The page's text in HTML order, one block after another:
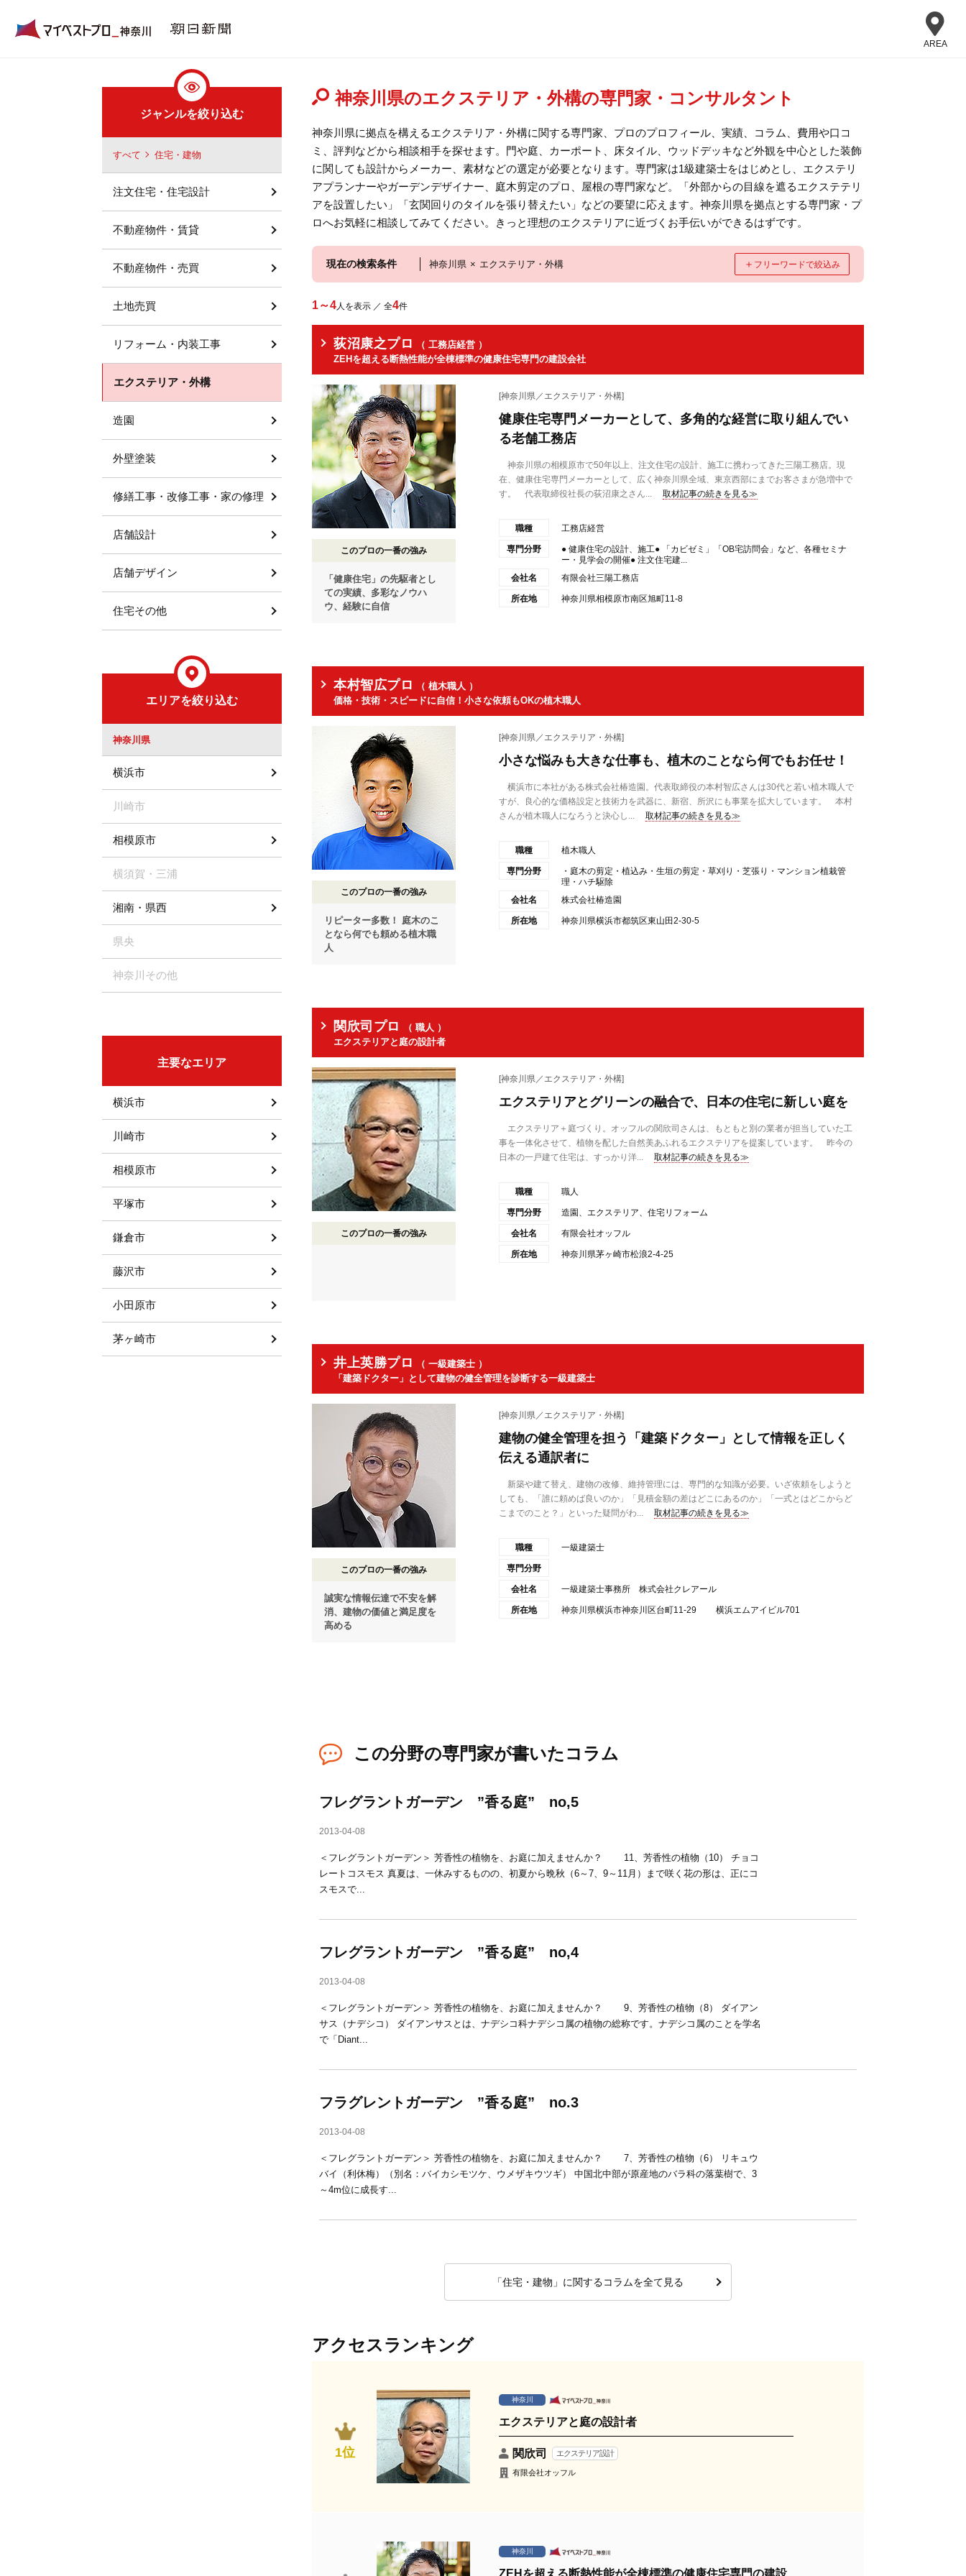
AREA
神奈川県のエクステリア・外構の専門家・コンサルタント
神奈川県に拠点を構えるエクステリア・外構に関する専門家、プロのプロフィール、実績、コラム、費用や口コ
ミ、評判などから相談相手を探せます。門や庭、カーポート、床タイル、ウッドデッキなど外観を中心とした装飾
に関しても設計からメーカー、素材などの選定が必要となります。専門家は1級建築士をはじめとし、エクステリ
アプランナーやガーデンデザイナー、庭木剪定のプロ、屋根の専門家など。「外部からの目線を遮るエクステテリ
アを設置したい」「玄関回りのタイルを張り替えたい」などの要望に応えます。神奈川県を拠点とする専門家・プ
ロへお気軽に相談してみてください。きっと理想のエクステリアに近づくお手伝いができるはずです。
現在の検索条件 神奈川県 × エクステリア・外構 ＋ フリーワードで絞込み
1～4人を表示 ／ 全4件
荻沼康之プロ
（ 工務店経営 ）
ZEHを超える断熱性能が全棟標準の健康住宅専門の建設会社
このプロの一番の強み
「健康住宅」の先駆者とし
ての実績、多彩なノウハ
ウ、経験に自信
[神奈川県／エクステリア・外構]
健康住宅専門メーカーとして、多角的な経営に取り組んでい
る老舗工務店
神奈川県の相模原市で50年以上、注文住宅の設計、施工に携わってきた三陽工務店。現
在、健康住宅専門メーカーとして、広く神奈川県全域、東京西部にまでお客さまが急増中で
す。 代表取締役社長の荻沼康之さん...
取材記事の続きを見る≫
職種 工務店経営
専門分野
● 健康住宅の設計、施工● 「カビゼミ」「OB宅訪問会」など、各種セミナ
ー・見学会の開催● 注文住宅建...
会社名
有限会社三陽工務店
所在地 神奈川県相模原市南区旭町11-8
本村智広プロ
（ 植木職人 ）
価格・技術・スピードに自信！小さな依頼もOKの植木職人
このプロの一番の強み
リピーター多数！ 庭木のこ
となら何でも頼める植木職
人
[神奈川県／エクステリア・外構]
小さな悩みも大きな仕事も、植木のことなら何でもお任せ！
横浜市に本社がある株式会社椿造園。代表取締役の本村智広さんは30代と若い植木職人で
すが、良心的な価格設定と技術力を武器に、新宿、所沢にも事業を拡大しています。 本村
さんが植木職人になろうと決心し...
取材記事の続きを見る≫
職種 植木職人
専門分野
・庭木の剪定・植込み・生垣の剪定・草刈り・芝張り・マンション植栽管
理・ハチ駆除
会社名
株式会社椿造園
所在地 神奈川県横浜市都筑区東山田2-30-5
関欣司プロ
（ 職人 ）
エクステリアと庭の設計者
このプロの一番の強み
[神奈川県／エクステリア・外構]
エクステリアとグリーンの融合で、日本の住宅に新しい庭を
エクステリア＋庭づくり。オッフルの関欣司さんは、もともと別の業者が担当していた工
事を一体化させて、植物を配した自然美あふれるエクステリアを提案しています。 昨今の
日本の一戸建て住宅は、すっかり洋...
取材記事の続きを見る≫
職種 職人
専門分野 造園、エクステリア、住宅リフォーム
会社名 有限会社オッフル
所在地 神奈川県茅ヶ崎市松浪2-4-25
井上英勝プロ
（ 一級建築士 ）
「建築ドクター」として建物の健全管理を診断する一級建築士
このプロの一番の強み
誠実な情報伝達で不安を解
消、建物の価値と満足度を
高める
[神奈川県／エクステリア・外構]
建物の健全管理を担う「建築ドクター」として情報を正しく
伝える通訳者に
新築や建て替え、建物の改修、維持管理には、専門的な知識が必要。いざ依頼をしようと
しても、「誰に頼めば良いのか」「見積金額の差はどこにあるのか」「一式とはどこからど
こまでのこと？」といった疑問がわ...
取材記事の続きを見る≫
職種 一級建築士
専門分野
会社名 一級建築士事務所 株式会社クレアール
所在地 神奈川県横浜市神奈川区台町11-29 横浜エムアイビル701
この分野の専門家が書いたコラム
フレグラントガーデン ”香る庭” no,5
2013-04-08
＜フレグラントガーデン＞ 芳香性の植物を、お庭に加えませんか？ 11、芳香性の植物（10） チョコ
レートコスモス 真夏は、一休みするものの、初夏から晩秋（6～7、9～11月）まで咲く花の形は、正にコ
スモスで...
フレグラントガーデン ”香る庭” no,4
2013-04-08
＜フレグラントガーデン＞ 芳香性の植物を、お庭に加えませんか？ 9、芳香性の植物（8） ダイアン
サス（ナデシコ） ダイアンサスとは、ナデシコ科ナデシコ属の植物の総称です。ナデシコ属のことを学名
で「Diant...
フラグレントガーデン ”香る庭” no.3
2013-04-08
＜フレグラントガーデン＞ 芳香性の植物を、お庭に加えませんか？ 7、芳香性の植物（6） リキュウ
バイ（利休梅）（別名：バイカシモツケ、ウメザキウツギ） 中国北中部が原産地のバラ科の落葉樹で、3
～4m位に成長す...
「住宅・建物」に関するコラムを全て見る
アクセスランキング
1位
神奈川
エクステリアと庭の設計者
関欣司 エクステリア設計
有限会社オッフル
神奈川
ZEHを超える断熱性能が全棟標準の健康住宅専門の建設
ジャンルを絞り込む
すべて 住宅・建物
注文住宅・住宅設計
不動産物件・賃貸
不動産物件・売買
土地売買
リフォーム・内装工事
エクステリア・外構
造園
外壁塗装
修繕工事・改修工事・家の修理
店舗設計
店舗デザイン
住宅その他
エリアを絞り込む
神奈川県
横浜市
川崎市
相模原市
横須賀・三浦
湘南・県西
県央
神奈川その他
主要なエリア
横浜市
川崎市
相模原市
平塚市
鎌倉市
藤沢市
小田原市
茅ヶ崎市